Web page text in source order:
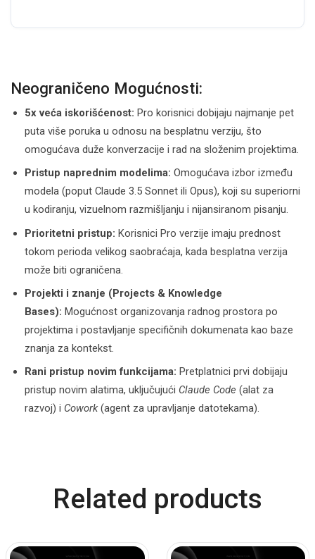
Neograničeno Mogućnosti:
5x veća iskorišćenost: Pro korisnici dobijaju najmanje pet
puta više poruka u odnosu na besplatnu verziju, što
omogućava duže konverzacije i rad na složenim projektima.
Pristup naprednim modelima: Omogućava izbor između
modela (poput Claude 3.5 Sonnet ili Opus), koji su superiorni
u kodiranju, vizuelnom razmišljanju i nijansiranom pisanju.
Prioritetni pristup: Korisnici Pro verzije imaju prednost
tokom perioda velikog saobraćaja, kada besplatna verzija
može biti ograničena.
Projekti i znanje (Projects & Knowledge
Bases): Mogućnost organizovanja radnog prostora po
projektima i postavljanje specifičnih dokumenata kao baze
znanja za kontekst.
Rani pristup novim funkcijama: Pretplatnici prvi dobijaju
pristup novim alatima, uključujući Claude Code (alat za
razvoj) i Cowork(agent za upravljanje datotekama).
Related products